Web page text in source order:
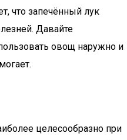
что запечённый лук
Давайте
овощ наружно и
целесообразно при